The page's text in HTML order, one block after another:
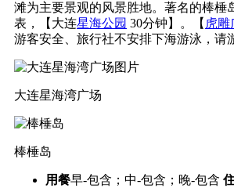
滩为主要景观的风景胜地。著名的棒
表，【大连星海公园 30分钟】。【 虎雕
游客安全、旅行社不安排下海游泳，请
大连星海湾广场
棒棰岛
用餐早-包含；中-包含；晚-包含